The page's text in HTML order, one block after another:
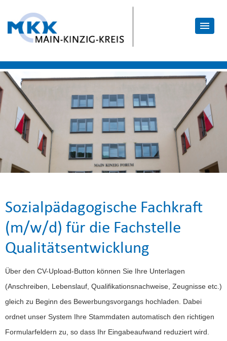
Sozialpädagogische Fachkraft
(m/w/d) für die Fachstelle
Qualitätsentwicklung
Über den CV-Upload-Button können Sie Ihre Unterlagen
(Anschreiben, Lebenslauf, Qualifikationsnachweise, Zeugnisse etc.)
gleich zu Beginn des Bewerbungsvorgangs hochladen. Dabei
ordnet unser System Ihre Stammdaten automatisch den richtigen
Formularfeldern zu, so dass Ihr Eingabeaufwand reduziert wird.